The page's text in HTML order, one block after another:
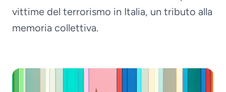
vittime del terrorismo in Italia, un tributo alla
memoria collettiva.